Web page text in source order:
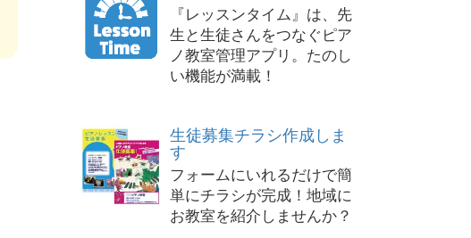
『レッスンタイム』は、先
生と生徒さんをつなぐピア
ノ教室管理アプリ。たのし
い機能が満載！
生徒募集チラシ作成しま
す
フォームにいれるだけで簡
単にチラシが完成！地域に
お教室を紹介しませんか？